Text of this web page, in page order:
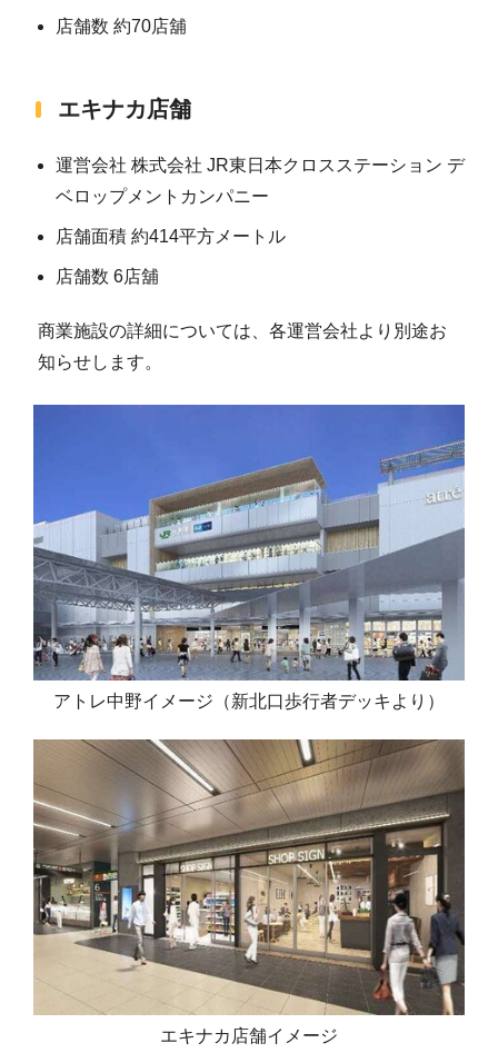
店舗数 約70店舖
エキナカ店舗
運営会社 株式会社 JR東日本クロスステーション デ
ベロップメントカンパニー
店舗面積 約414平方メートル
店舗数 6店舖
商業施設の詳細については、各運営会社より別途お
知らせします。
アトレ中野イメージ（新北口歩行者デッキより）
エキナカ店舗イメージ